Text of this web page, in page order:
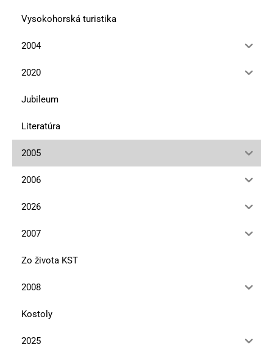
Vysokohorská turistika
2004
2020
Jubileum
Literatúra
2005
2006
2026
2007
Zo života KST
2008
Kostoly
2025